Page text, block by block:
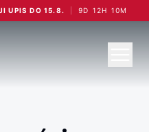
UPIS DO 15.8. 9D 12H 10M